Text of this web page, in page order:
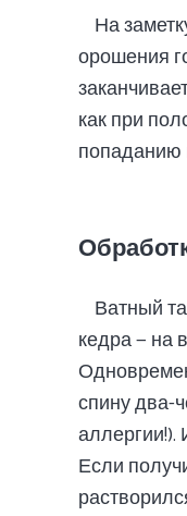
На
орошения
как при
попаданию
Ватный
кедра — на
спину два-
аллергии!).
Если